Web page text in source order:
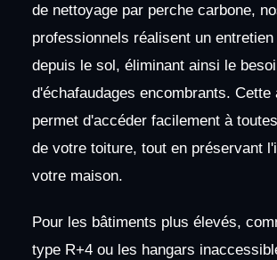
de nettoyage par perche carbone,
professionnels réalisent un
depuis le sol, éliminant ainsi le
d'échafaudages encombrants. Cette
permet d'accéder facilement à
de votre toiture, tout en préservant
votre maison.
Pour les bâtiments plus élevés,
type R+4 ou les hangars